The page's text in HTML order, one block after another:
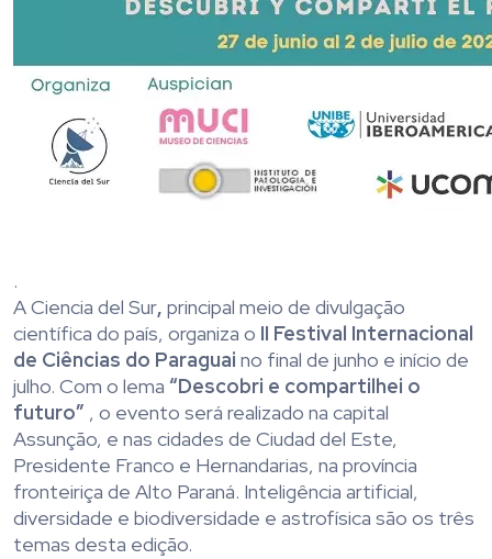
.
A Ciencia del Sur, principal meio de divulgação
científica do país, organiza o II Festival Internacional
de Ciências do Paraguai no final de junho e início de
julho. Com o lema “Descobri e compartilhei o
futuro” , o evento será realizado na capital
Assunção, e nas cidades de Ciudad del Este,
Presidente Franco e Hernandarias, na província
fronteiriça de Alto Paraná. Inteligência artificial,
diversidade e biodiversidade e astrofísica são os três
temas desta edição.